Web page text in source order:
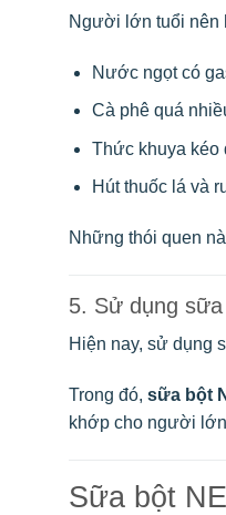
Người lớn tuổi nên
Nước ngọt có
Cà phê quá
Thức khuya kéo
Hút thuốc lá và
Những thói quen
5. Sử dụng
Hiện nay, sử dụng
Trong đó, sữa bột
khớp cho người
Sữa bột